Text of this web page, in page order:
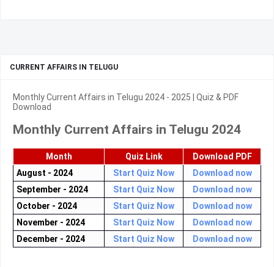
CURRENT AFFAIRS IN TELUGU
Monthly Current Affairs in Telugu 2024 - 2025 | Quiz & PDF
Download
Monthly Current Affairs in Telugu 2024
Month Quiz Link
Download PDF
August - 2024
Start Quiz Now
Download now
September - 2024
Start Quiz Now
Download now
October - 2024
Start Quiz Now
Download now
November - 2024
Start Quiz Now
Download now
December - 2024
Start Quiz Now Download now